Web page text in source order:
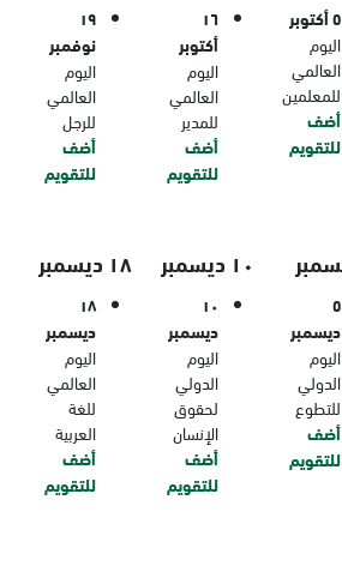
٥ أكتوبر
اليوم
العالمي
للمعلمين
أضف
للتقويم
١٦
أكتوبر
اليوم
العالمي
للمدير
أضف
للتقويم
١٩
نوفمبر
اليوم
العالمي
للرجل
أضف
للتقويم
٥
ديسمبر
اليوم
الدولي
للتطوع
أضف
للتقويم
١٠ ديسمبر
١٠
ديسمبر
اليوم
الدولي
لحقوق
الإنسان
أضف
للتقويم
١٨ ديسمبر
١٨
ديسمبر
اليوم
العالمي
للغة
العربية
أضف
للتقويم